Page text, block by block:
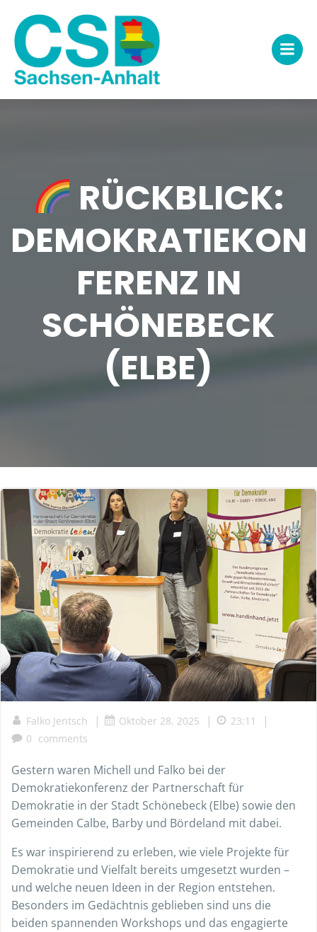
springen
RÜCKBLICK:
DEMOKRATIEKON
FERENZ IN
SCHÖNEBECK
(ELBE)
Falko Jentsch | Oktober 28, 2025 | 23:11 |
0 comments
Gestern waren Michell und Falko bei der
Demokratiekonferenz der Partnerschaft für
Demokratie in der Stadt Schönebeck (Elbe) sowie den
Gemeinden Calbe, Barby und Bördeland mit dabei.
Es war inspirierend zu erleben, wie viele Projekte für
Demokratie und Vielfalt bereits umgesetzt wurden –
und welche neuen Ideen in der Region entstehen.
Besonders im Gedächtnis geblieben sind uns die
beiden spannenden Workshops und das engagierte